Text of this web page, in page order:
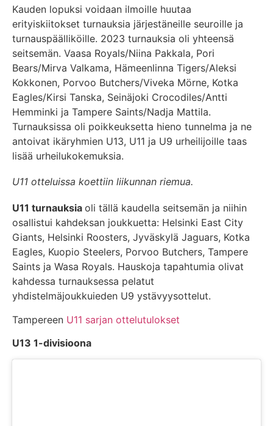
Kauden lopuksi voidaan ilmoille huutaa
erityiskiitokset turnauksia järjestäneille seuroille ja
turnauspäälliköille. 2023 turnauksia oli yhteensä
seitsemän. Vaasa Royals/Niina Pakkala, Pori
Bears/Mirva Valkama, Hämeenlinna Tigers/Aleksi
Kokkonen, Porvoo Butchers/Viveka Mörne, Kotka
Eagles/Kirsi Tanska, Seinäjoki Crocodiles/Antti
Hemminki ja Tampere Saints/Nadja Mattila.
Turnauksissa oli poikkeuksetta hieno tunnelma ja ne
antoivat ikäryhmien U13, U11 ja U9 urheilijoille taas
lisää urheilukokemuksia.
U11 otteluissa koettiin liikunnan riemua.
U11 turnauksia oli tällä kaudella seitsemän ja niihin
osallistui kahdeksan joukkuetta: Helsinki East City
Giants, Helsinki Roosters, Jyväskylä Jaguars, Kotka
Eagles, Kuopio Steelers, Porvoo Butchers, Tampere
Saints ja Wasa Royals. Hauskoja tapahtumia olivat
kahdessa turnauksessa pelatut
yhdistelmäjoukkuieden U9 ystävyysottelut.
Tampereen U11 sarjan ottelutulokset
U13 1-divisioona